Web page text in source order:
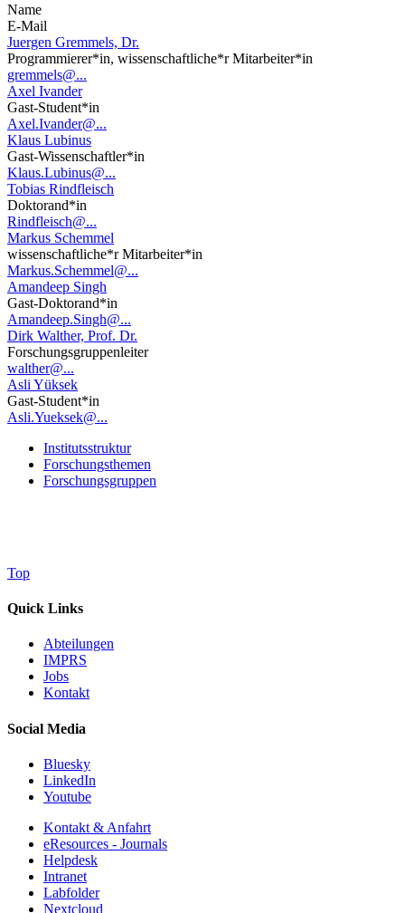
Name
E-Mail
Juergen Gremmels, Dr.
Programmierer*in, wissenschaftliche*r Mitarbeiter*in
gremmels@...
Axel Ivander
Gast-Student*in
Axel.Ivander@...
Klaus Lubinus
Gast-Wissenschaftler*in
Klaus.Lubinus@...
Tobias Rindfleisch
Doktorand*in
Rindfleisch@...
Markus Schemmel
wissenschaftliche*r Mitarbeiter*in
Markus.Schemmel@...
Amandeep Singh
Gast-Doktorand*in
Amandeep.Singh@...
Dirk Walther, Prof. Dr.
Forschungsgruppenleiter
walther@...
Asli Yüksek
Gast-Student*in
Asli.Yueksek@...
Institutsstruktur
Forschungsthemen
Forschungsgruppen
Top
Quick Links
Abteilungen
IMPRS
Jobs
Kontakt
Social Media
Bluesky
LinkedIn
Youtube
Kontakt & Anfahrt
eResources - Journals
Helpdesk
Intranet
Labfolder
Nextcloud